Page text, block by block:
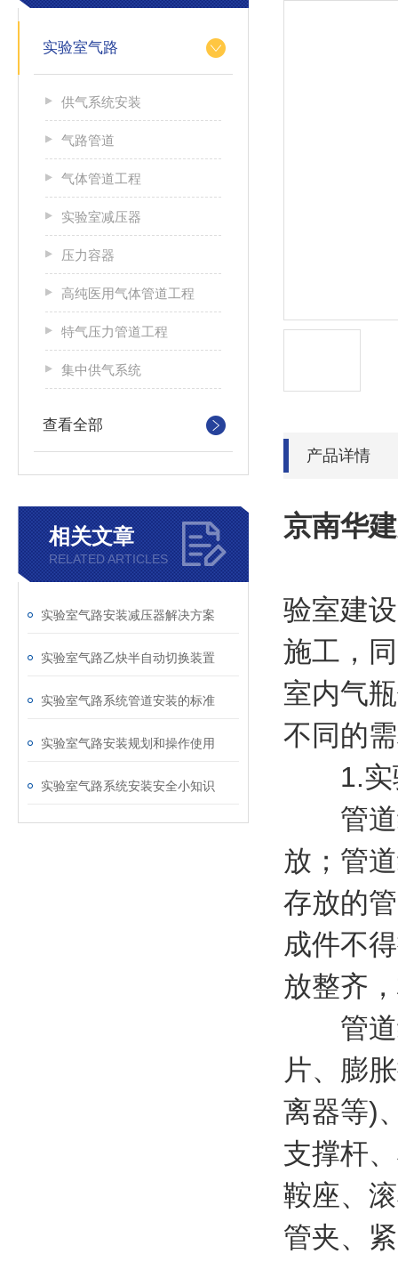
实验室气路
供气系统安装
气路管道
气体管道工程
实验室减压器
压力容器
高纯医用气体管道工程
特气压力管道工程
集中供气系统
查看全部
相关文章
RELATED ARTICLES
实验室气路安装减压器解决方案
实验室气路乙炔半自动切换装置
实验室气路系统管道安装的标准
实验室气路安装规划和操作使用
实验室气路系统安装安全小知识
产品详情
京南华
验室建
施工，
室内气
不同的
1.实验
管道组
放；管
存放的
成件不
放整齐
管道组
片、膨
离器等)
支撑杆
鞍座、
管夹、